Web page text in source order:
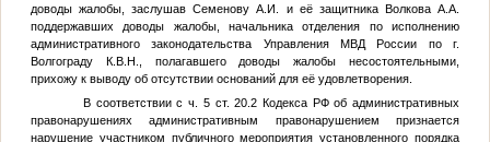
доводы жалобы, заслушав Семенову А.И. и её защитника Волкова А.А.
поддержавших доводы жалобы, начальника отделения по исполнению
административного законодательства Управления МВД России по г.
Волгограду К.В.Н.
, полагавшего доводы жалобы несостоятельными,
прихожу к выводу об отсутствии оснований для её удовлетворения.
В соответствии с ч. 5 ст. 20.2 Кодекса РФ об административных
правонарушениях административным правонарушением признается
нарушение участником публичного мероприятия установленного порядка